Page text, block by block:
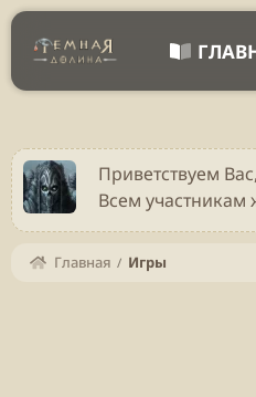
Приветствуем
Всем участникам
Главная Игры